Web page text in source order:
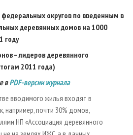
округов по введенным в
деревянных домов на 1000
году
– лидеров деревянного
2011 года)
вPDF-версии журнала
вводимого жилья входят в
например, почти 30% домов,
НП «Ассоциация деревянного